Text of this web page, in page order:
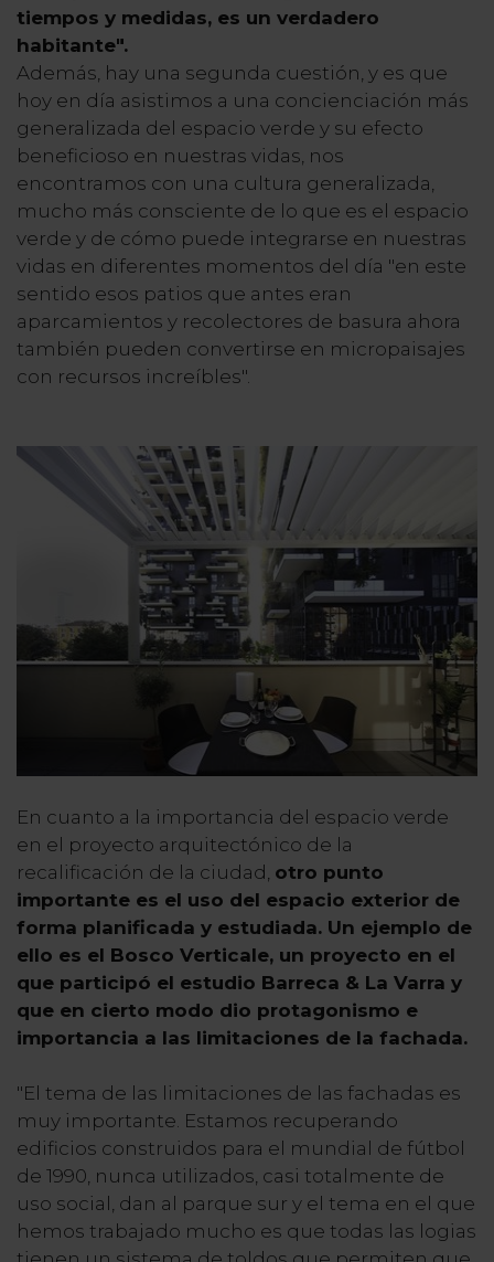
tiempos y medidas, es un verdadero
habitante".
Además, hay una segunda cuestión, y es que
hoy en día asistimos a una concienciación más
generalizada del espacio verde y su efecto
beneficioso en nuestras vidas, nos
encontramos con una cultura generalizada,
mucho más consciente de lo que es el espacio
verde y de cómo puede integrarse en nuestras
vidas en diferentes momentos del día "en este
sentido esos patios que antes eran
aparcamientos y recolectores de basura ahora
también pueden convertirse en micropaisajes
con recursos increíbles".
En cuanto a la importancia del espacio verde
en el proyecto arquitectónico de la
recalificación de la ciudad, otro punto
importante es el uso del espacio exterior de
forma planificada y estudiada. Un ejemplo de
ello es el Bosco Verticale, un proyecto en el
que participó el estudio Barreca & La Varra y
que en cierto modo dio protagonismo e
importancia a las limitaciones de la fachada.
"El tema de las limitaciones de las fachadas es
muy importante. Estamos recuperando
edificios construidos para el mundial de fútbol
de 1990, nunca utilizados, casi totalmente de
uso social, dan al parque sur y el tema en el que
hemos trabajado mucho es que todas las logias